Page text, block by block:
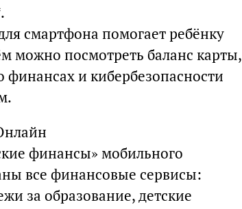
смартфона помогает ребёнку
можно посмотреть баланс карты,
и кибербезопасности
финансы» мобильного
все финансовые сервисы:
за образование, детские